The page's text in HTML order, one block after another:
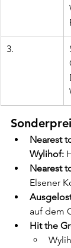
3.
Nearest
Wylihof:
Nearest
Elsener
auf dem
Hit the